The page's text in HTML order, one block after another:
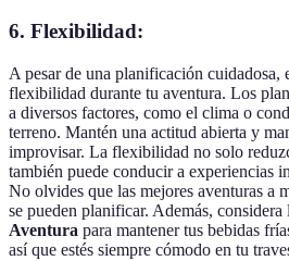
6. Flexibilidad:
A pesar de una planificación cuidadosa,
flexibilidad durante tu aventura. Los
a diversos factores, como el clima o
terreno. Mantén una actitud abierta y
improvisar. La flexibilidad no solo
también puede conducir a experiencias
No olvides que las mejores aventuras a
se pueden planificar. Además,
Aventura para mantener tus bebidas
así que estés siempre cómodo en tu